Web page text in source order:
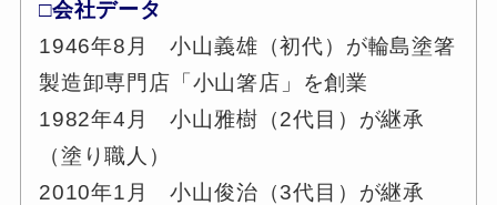
□会社データ
1946年8月 小山義雄（初代）が輪島塗箸
製造卸専門店「小山箸店」を創業
1982年4月 小山雅樹（2代目）が継承
（塗り職人）
2010年1月 小山俊治（3代目）が継承